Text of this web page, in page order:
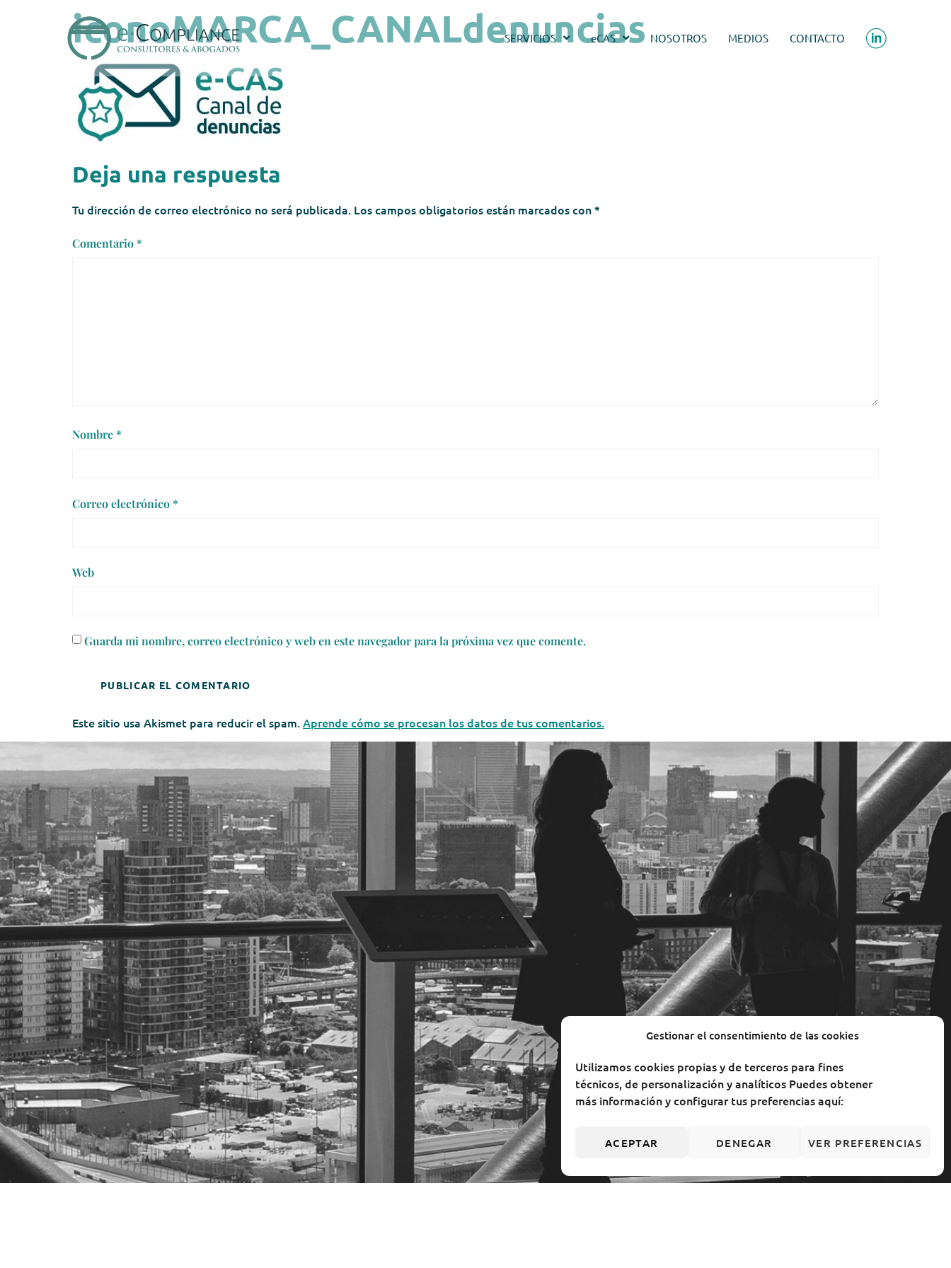
Gestionar el consentimiento de las cookies
Utilizamos cookies propias y de terceros para fines
técnicos, de personalización y analíticos Puedes obtener
más información y configurar tus preferencias aquí:
ACEPTAR DENEGAR VER PREFERENCIAS
SERVICIOS eCAS NOSOTROS MEDIOS CONTACTO
iconoMARCA_CANALdenuncias
Deja una respuesta
Tu dirección de correo electrónico no será publicada. Los campos obligatorios están marcados con*
Comentario *
Nombre *
Correo electrónico *
Web
Guarda mi nombre, correo electrónico y web en este navegador para la próxima vez que comente.
Este sitio usa Akismet para reducir el spam.Aprende cómo se procesan los datos de tus comentarios.